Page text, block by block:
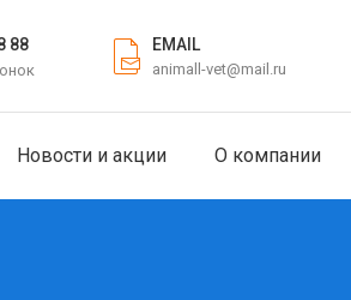
88 EMAIL
animall-vet@mail.ru
Новости и акции О компании